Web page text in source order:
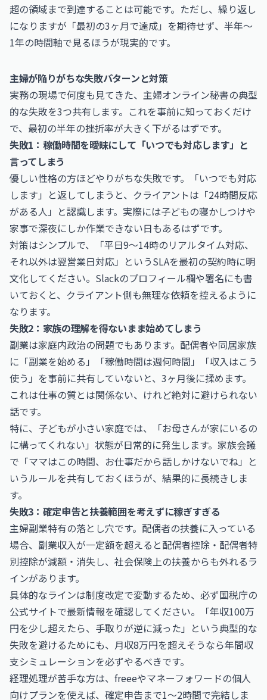
超の領域まで到達することは可能です。ただし、繰り返し
になりますが「最初の3ヶ月で達成」を期待せず、半年〜
1年の時間軸で見るほうが現実的です。
主婦が陥りがちな失敗パターンと対策
実務の現場で何度も見てきた、主婦オンライン秘書の典型
的な失敗を3つ共有します。これを事前に知っておくだけ
で、最初の半年の挫折率が大きく下がるはずです。
失敗1：稼働時間を曖昧にして「いつでも対応します」と
言ってしまう
優しい性格の方ほどやりがちな失敗です。「いつでも対応
します」と返してしまうと、クライアントは「24時間反応
がある人」と認識します。実際には子どもの寝かしつけや
家事で深夜にしか作業できない日もあるはずです。
対策はシンプルで、「平日9〜14時のリアルタイム対応、
それ以外は翌営業日対応」というSLAを最初の契約時に明
文化してください。Slackのプロフィール欄や署名にも書
いておくと、クライアント側も無理な依頼を控えるように
なります。
失敗2：家族の理解を得ないまま始めてしまう
副業は家庭内政治の問題でもあります。配偶者や同居家族
に「副業を始める」「稼働時間は週何時間」「収入はこう
使う」を事前に共有していないと、3ヶ月後に揉めます。
これは仕事の質とは関係ない、けれど絶対に避けられない
話です。
特に、子どもが小さい家庭では、「お母さんが家にいるの
に構ってくれない」状態が日常的に発生します。家族会議
で「ママはこの時間、お仕事だから話しかけないでね」と
いうルールを共有しておくほうが、結果的に長続きしま
す。
失敗3：確定申告と扶養範囲を考えずに稼ぎすぎる
主婦副業特有の落とし穴です。配偶者の扶養に入っている
場合、副業収入が一定額を超えると配偶者控除・配偶者特
別控除が減額・消失し、社会保険上の扶養からも外れるラ
インがあります。
具体的なラインは制度改定で変動するため、必ず国税庁の
公式サイトで最新情報を確認してください。「年収100万
円を少し超えたら、手取りが逆に減った」という典型的な
失敗を避けるためにも、月収8万円を超えそうなら年間収
支シミュレーションを必ずやるべきです。
経理処理が苦手な方は、freeeやマネーフォワードの個人
向けプランを使えば、確定申告まで1〜2時間で完結しま